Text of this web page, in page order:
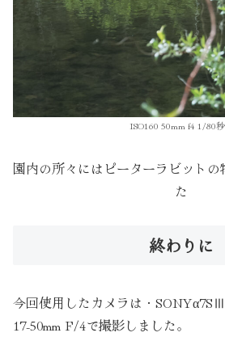
ISO160 50mm f4 1/80
園内の所々にはピーターラビット
た
終わりに
今回使用したカメラは・
17-50mm F/4で撮影しました。